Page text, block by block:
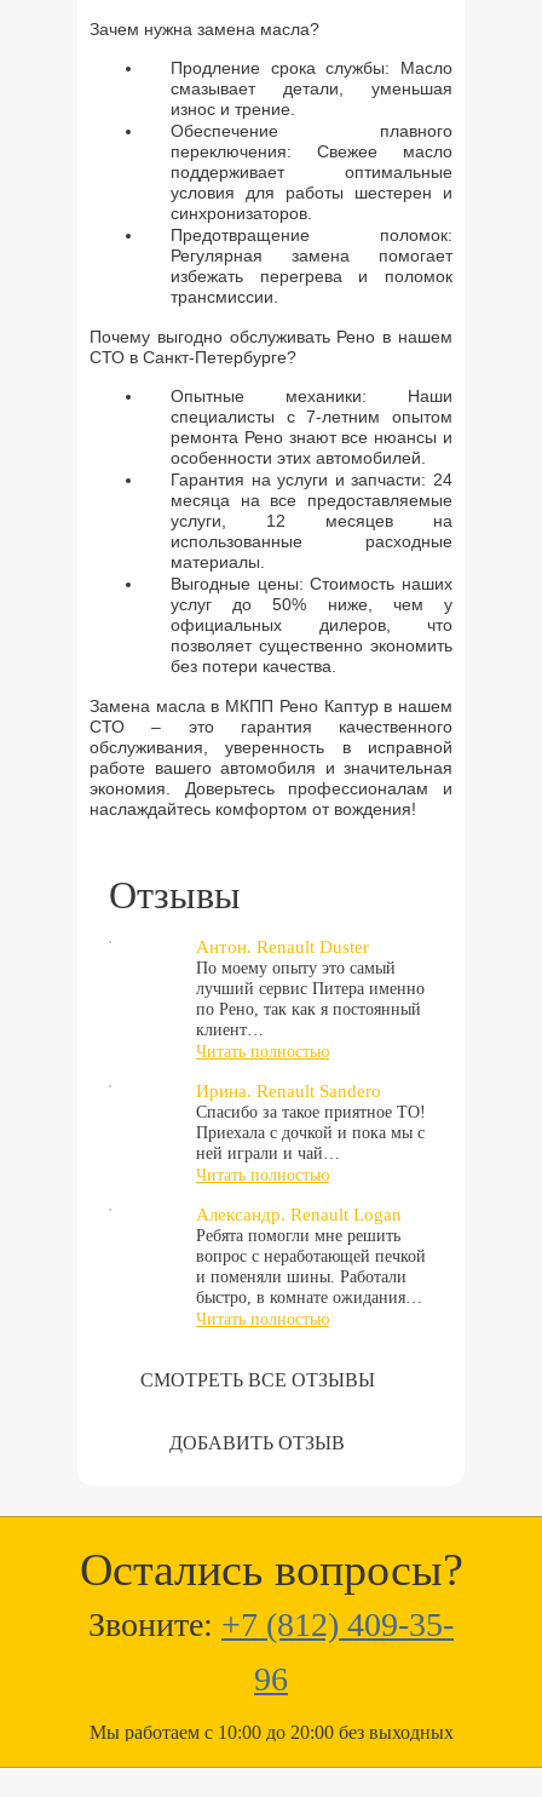
Зачем нужна замена масла?
Продление срока службы: Масло
смазывает детали, уменьшая
износ и трение.
Обеспечение плавного
переключения: Свежее масло
поддерживает оптимальные
условия для работы шестерен и
синхронизаторов.
Предотвращение поломок:
Регулярная замена помогает
избежать перегрева и поломок
трансмиссии.
Почему выгодно обслуживать Рено в нашем
СТО в Санкт-Петербурге?
Опытные механики: Наши
специалисты с 7-летним опытом
ремонта Рено знают все нюансы и
особенности этих автомобилей.
Гарантия на услуги и запчасти: 24
месяца на все предоставляемые
услуги, 12 месяцев на
использованные расходные
материалы.
Выгодные цены: Стоимость наших
услуг до 50% ниже, чем у
официальных дилеров, что
позволяет существенно экономить
без потери качества.
Замена масла в МКПП Рено Каптур в нашем
СТО – это гарантия качественного
обслуживания, уверенность в исправной
работе вашего автомобиля и значительная
экономия. Доверьтесь профессионалам и
наслаждайтесь комфортом от вождения!
Отзывы
Антон. Renault Duster
По моему опыту это самый
лучший сервис Питера именно
по Рено, так как я постоянный
клиент…
Читать полностью
Ирина. Renault Sandero
Спасибо за такое приятное ТО!
Приехала с дочкой и пока мы с
ней играли и чай…
Читать полностью
Александр. Renault Logan
Ребята помогли мне решить
вопрос с неработающей печкой
и поменяли шины. Работали
быстро, в комнате ожидания…
Читать полностью
СМОТРЕТЬ ВСЕ ОТЗЫВЫ
ДОБАВИТЬ ОТЗЫВ
Остались вопросы?
Звоните: +7 (812) 409-35-
96
Мы работаем с 10:00 до 20:00 без выходных